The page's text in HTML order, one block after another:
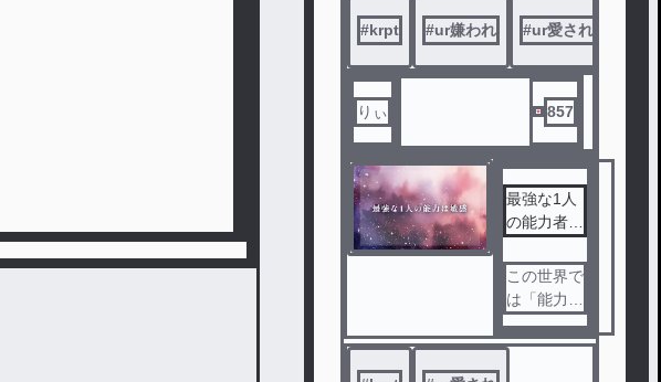
ん !!
結構 グ
ろイ 要
素 画 沢
山 あり
ます 💦
#krpt #ur嫌われ #ur愛され
りぃ 857
最強な1人
の能力者は
この世界で
は「能力」
と言うもの
がある。そ